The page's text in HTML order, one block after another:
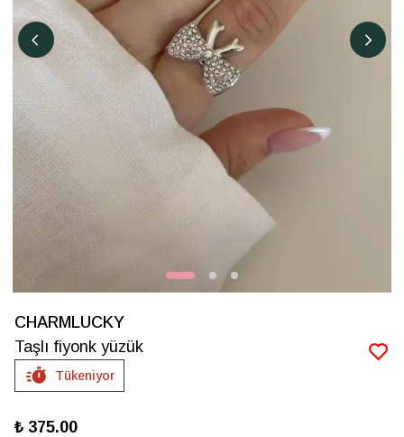
CHARMLUCKY
Taşlı fiyonk yüzük
Tükeniyor
₺ 375.00